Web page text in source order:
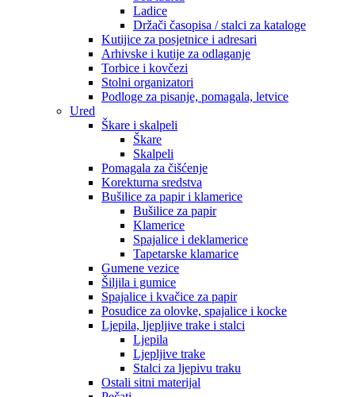
Ladice
Držači časopisa / stalci za kataloge
Kutijice za posjetnice i adresari
Arhivske i kutije za odlaganje
Torbice i kovčezi
Stolni organizatori
Podloge za pisanje, pomagala, letvice
Ured
Škare i skalpeli
Škare
Skalpeli
Pomagala za čišćenje
Korekturna sredstva
Bušilice za papir i klamerice
Bušilice za papir
Klamerice
Spajalice i deklamerice
Tapetarske klamarice
Gumene vezice
Šiljila i gumice
Spajalice i kvačice za papir
Posudice za olovke, spajalice i kocke
Ljepila, ljepljive trake i stalci
Ljepila
Ljepljive trake
Stalci za ljepivu traku
Ostali sitni materijal